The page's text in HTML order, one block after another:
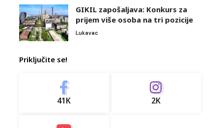
GIKIL zapošaljava: Konkurs za
prijem više osoba na tri pozicije
Lukavac
Priključite se!
41K 2K